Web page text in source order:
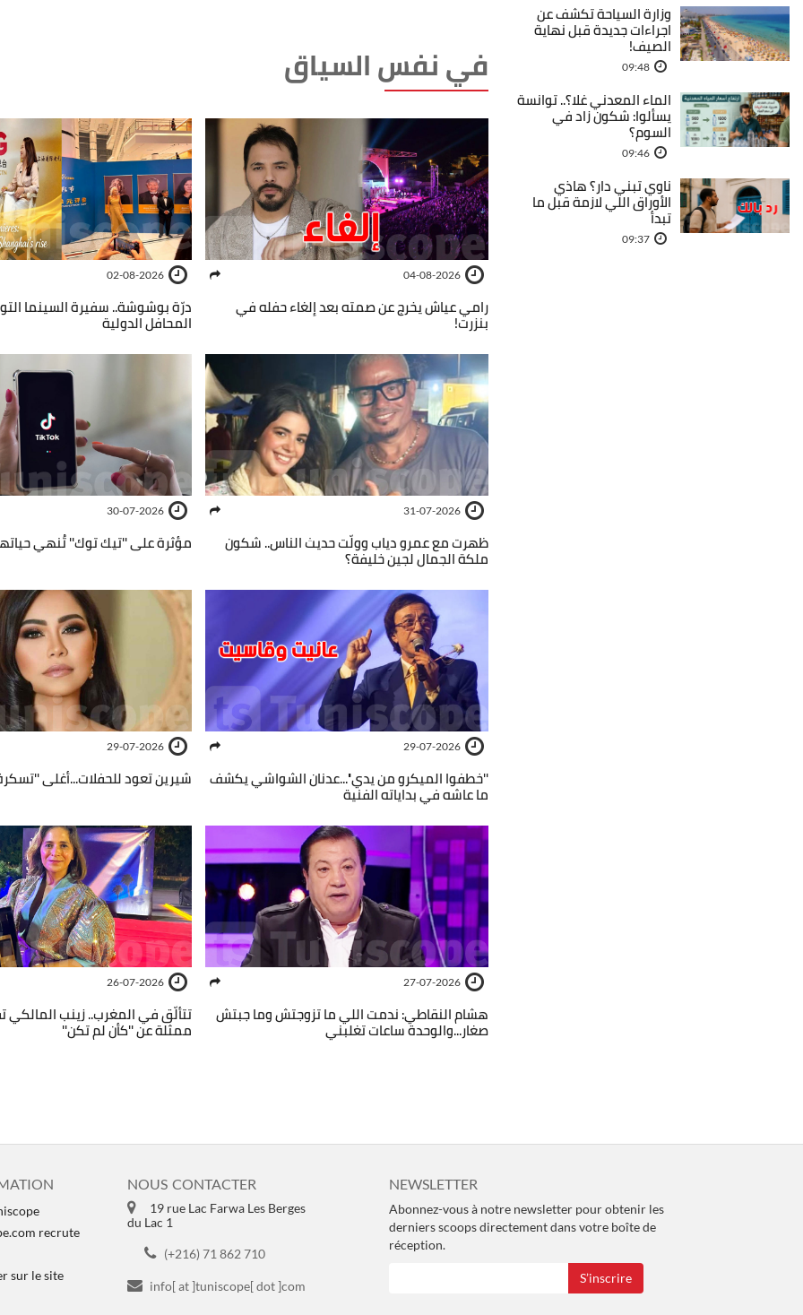
في نفس السياق
04-08-2026
رامي عياش يخرج عن صمته بعد إلغاء حفله في
بنزرت!
02-08-2026
درّة بوشوشة.. سفيرة السينما
المحافل الدولية
31-07-2026
ظهرت مع عمرو دياب وولّت حديث الناس.. شكون
ملكة الجمال لجين خليفة؟
30-07-2026
مؤثرة على ''تيك توك'' تُنهي
29-07-2026
''خطفوا الميكرو من يدي''...عدنان الشواشي يكشف
ما عاشه في بداياته الفنية
29-07-2026
شيرين تعود للحفلات...أغلى ''تسكرة'' بـ 29
27-07-2026
هشام النقاطي: ندمت اللي ما تزوجتش وما جبتش
صغار...والوحدة ساعات تغلبني
26-07-2026
تتألّق في المغرب.. زينب المالكي
ممثلة عن ''كأن لم تكن''
وزارة السياحة تكشف عن
اجراءات جديدة قبل نهاية
الصيف!
09:48
الماء المعدني غلا؟.. توانسة
يسألوا: شكون زاد في
السوم؟
09:46
ناوي تبني دار؟ هاذي
الأوراق اللي لازمة قبل ما
تبدأ
09:37
recrute
sur le site
NOUS CONTACTER
19 rue Lac Farwa Les Berges
du Lac 1
(+216) 71 862 710
info[ at ]tuniscope[ dot ]com
NEWSLETTER
Abonnez-vous à notre newsletter pour obtenir les
derniers scoops directement dans votre boîte de
réception.
S’inscrire